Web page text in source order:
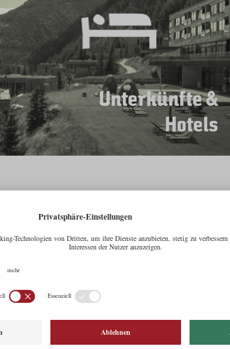
Unterkünfte &
Hotels